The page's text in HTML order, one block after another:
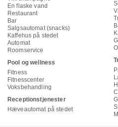
En flaske vand
Restaurant
Bar
Salgsautomat (snacks)
Kaffehus på stedet
Automat
Roomservice
Pool og wellness
Fitness
Fitnesscenter
Voksbehandling
Receptionstjenester
Hæveautomat på stedet